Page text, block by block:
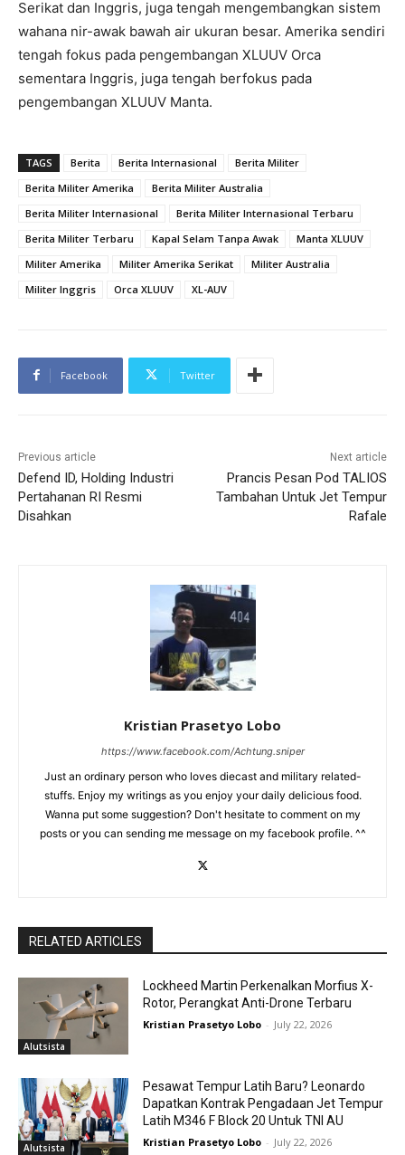
Serikat dan Inggris, juga tengah mengembangkan sistem
wahana nir-awak bawah air ukuran besar. Amerika sendiri
tengah fokus pada pengembangan XLUUV Orca
sementara Inggris, juga tengah berfokus pada
pengembangan XLUUV Manta.
TAGS Berita Berita Internasional
Berita Militer
Berita Militer Amerika
Berita Militer Australia
Berita Militer Internasional
Berita Militer Internasional Terbaru
Berita Militer Terbaru
Kapal Selam Tanpa Awak
Manta XLUUV
Militer Amerika
Militer Amerika Serikat
Militer Australia
Militer Inggris
Orca XLUUV XL-AUV
Facebook Twitter
Previous article
Defend ID, Holding Industri
Pertahanan RI Resmi
Disahkan
Next article
Prancis Pesan Pod TALIOS
Tambahan Untuk Jet Tempur
Rafale
Kristian Prasetyo Lobo
https://www.facebook.com/Achtung.sniper
Just an ordinary person who loves diecast and military related-
stuffs. Enjoy my writings as you enjoy your daily delicious food.
Wanna put some suggestion? Don't hesitate to comment on my
posts or you can sending me message on my facebook profile. ^^
RELATED ARTICLES
Alutsista
Lockheed Martin Perkenalkan Morfius X-
Rotor, Perangkat Anti-Drone Terbaru
Kristian Prasetyo Lobo - July 22, 2026
Alutsista
Pesawat Tempur Latih Baru? Leonardo
Dapatkan Kontrak Pengadaan Jet Tempur
Latih M346 F Block 20 Untuk TNI AU
Kristian Prasetyo Lobo - July 22, 2026